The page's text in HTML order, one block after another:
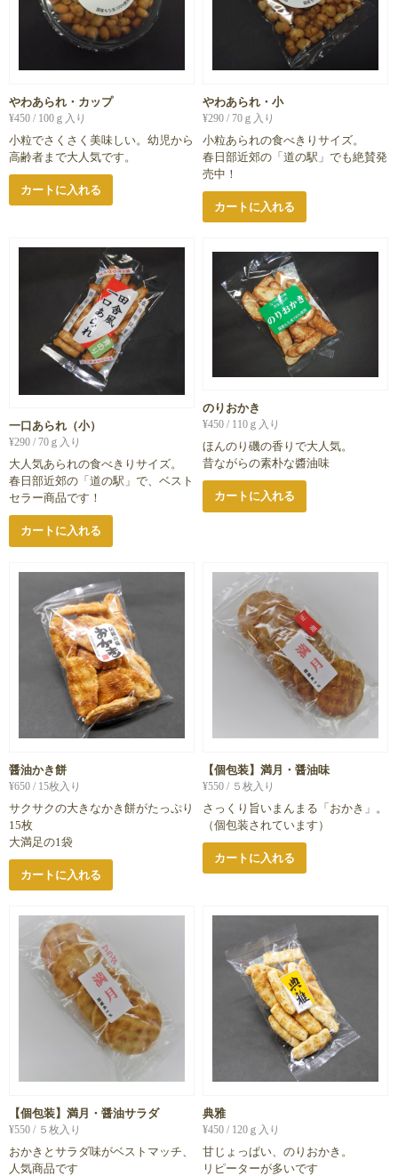
やわあられ・カップ
¥450 / 100ｇ入り
小粒でさくさく美味しい。幼児から
高齢者まで大人気です。
カートに入れる
やわあられ・小
¥290 / 70ｇ入り
小粒あられの食べきりサイズ。
春日部近郊の「道の駅」でも絶賛発
売中！
カートに入れる
一口あられ（小）
¥290 / 70ｇ入り
大人気あられの食べきりサイズ。
春日部近郊の「道の駅」で、ベスト
セラー商品です！
カートに入れる
のりおかき
¥450 / 110ｇ入り
ほんのり磯の香りで大人気。
昔ながらの素朴な醬油味
カートに入れる
醤油かき餅
¥650 / 15枚入り
サクサクの大きなかき餅がたっぷり
15枚
大満足の1袋
カートに入れる
【個包装】満月・醤油味
¥550 / ５枚入り
さっくり旨いまんまる「おかき」。
（個包装されています）
カートに入れる
【個包装】満月・醤油サラダ
¥550 / ５枚入り
おかきとサラダ味がベストマッチ、
人気商品です
典雅
¥450 / 120ｇ入り
甘じょっぱい、のりおかき。
リピーターが多いです